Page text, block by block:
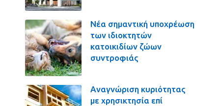
Νέα σημαντική υποχρέωση
των ιδιοκτητών
κατοικιδίων ζώων
συντροφιάς
Αναγνώριση κυριότητας
με χρησικτησία επί